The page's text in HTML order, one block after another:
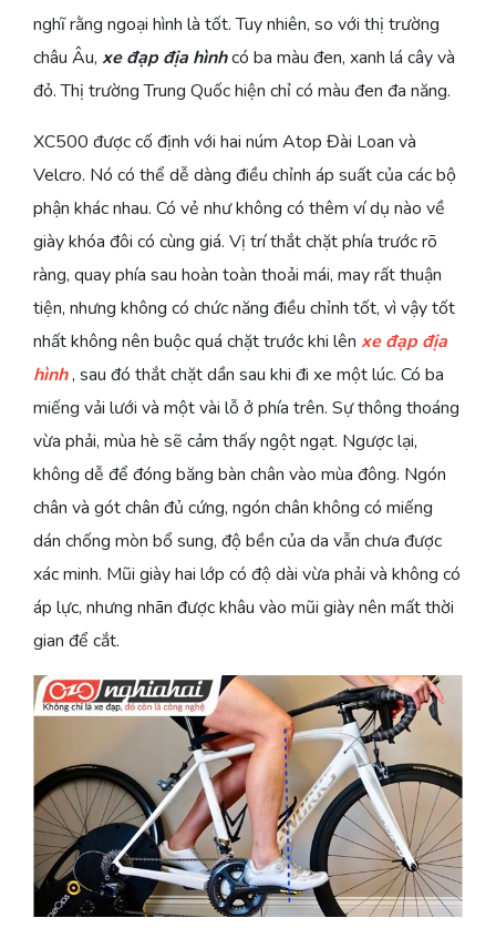
nghĩ rằng ngoại hình là tốt. Tuy nhiên, so với thị trường
châu Âu, xe đạp địa hìnhcó ba màu đen, xanh lá cây và
đỏ. Thị trường Trung Quốc hiện chỉ có màu đen đa năng.
XC500 được cố định với hai núm Atop Đài Loan và
Velcro. Nó có thể dễ dàng điều chỉnh áp suất của các bộ
phận khác nhau. Có vẻ như không có thêm ví dụ nào về
giày khóa đôi có cùng giá. Vị trí thắt chặt phía trước rõ
ràng, quay phía sau hoàn toàn thoải mái, may rất thuận
tiện, nhưng không có chức năng điều chỉnh tốt, vì vậy tốt
nhất không nên buộc quá chặt trước khi lên xe đạp địa
hình, sau đó thắt chặt dần sau khi đi xe một lúc. Có ba
miếng vải lưới và một vài lỗ ở phía trên. Sự thông thoáng
vừa phải, mùa hè sẽ cảm thấy ngột ngạt. Ngược lại,
không dễ để đóng băng bàn chân vào mùa đông. Ngón
chân và gót chân đủ cứng, ngón chân không có miếng
dán chống mòn bổ sung, độ bền của da vẫn chưa được
xác minh. Mũi giày hai lớp có độ dài vừa phải và không có
áp lực, nhưng nhãn được khâu vào mũi giày nên mất thời
gian để cắt.